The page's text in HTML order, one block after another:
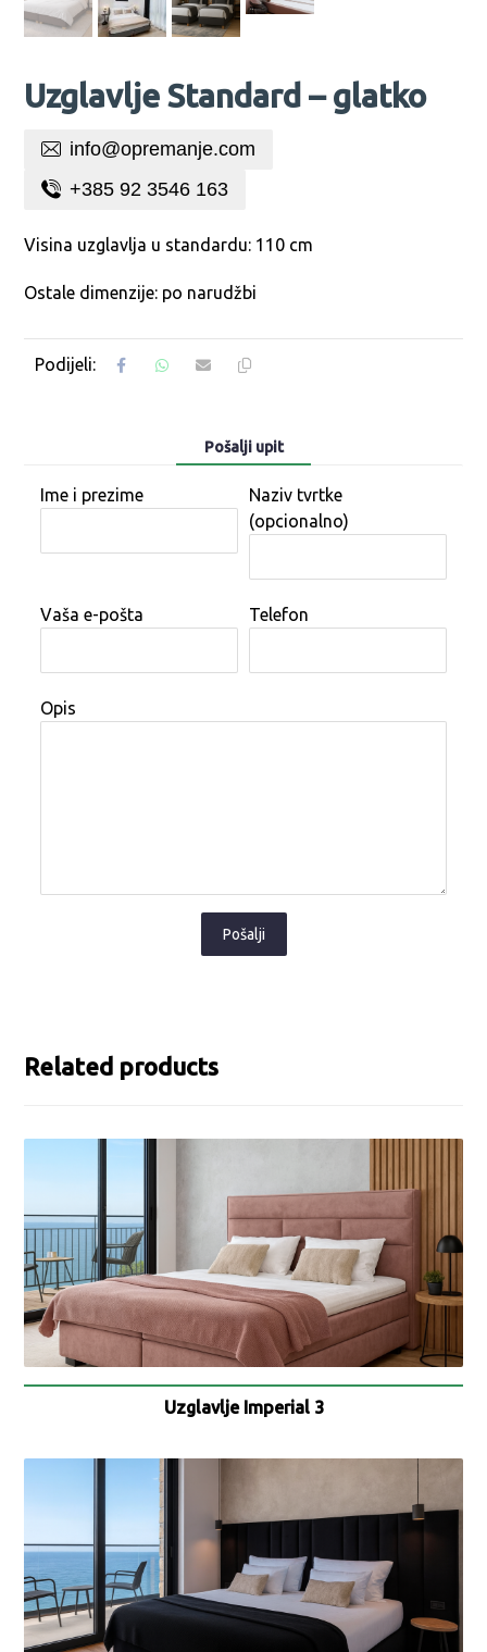
Uzglavlje Standard – glatko
info@opremanje.com
+385 92 3546 163
Visina uzglavlja u standardu: 110 cm
Ostale dimenzije: po narudžbi
Pošalji upit
Ime i prezime
Naziv tvrtke
(opcionalno)
Vaša e-pošta Telefon
Opis
Pošalji
Related products
Uzglavlje Imperial 3